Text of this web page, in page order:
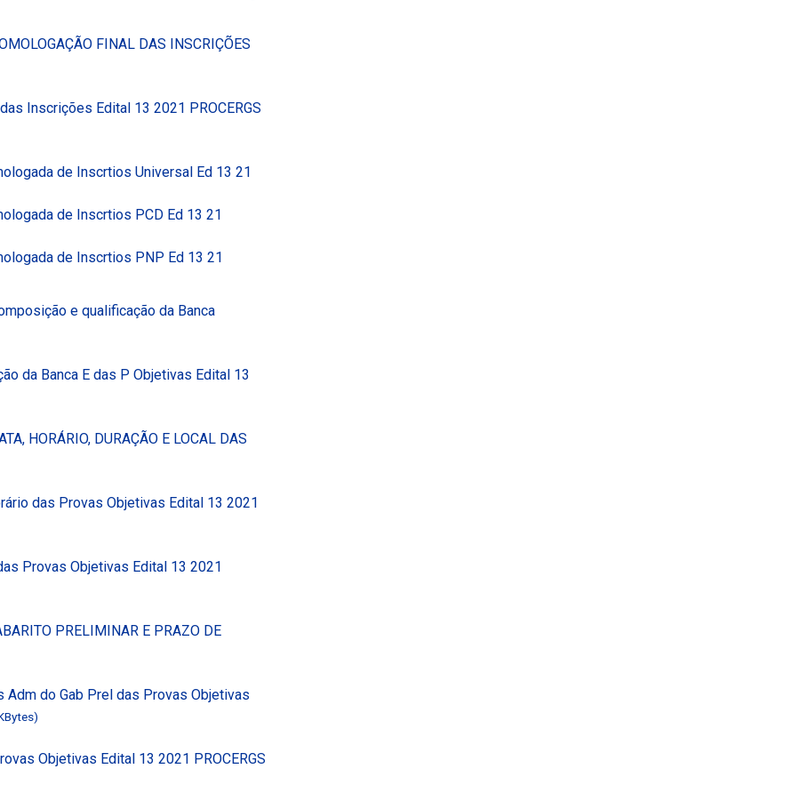
FINAL DAS INSCRIÇÕES
Inscrições Edital 13 2021 PROCERGS
de Inscrtios Universal Ed 13 21
de Inscrtios PCD Ed 13 21
de Inscrtios PNP Ed 13 21
e qualificação da Banca
da Banca E das P Objetivas Edital 13
HORÁRIO, DURAÇÃO E LOCAL DAS
das Provas Objetivas Edital 13 2021
Provas Objetivas Edital 13 2021
PRELIMINAR E PRAZO DE
do Gab Prel das Provas Objetivas
Objetivas Edital 13 2021 PROCERGS